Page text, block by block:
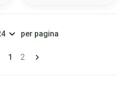
Pagina's
U lees momenteel pagina
1 Pagina
2
per pagina